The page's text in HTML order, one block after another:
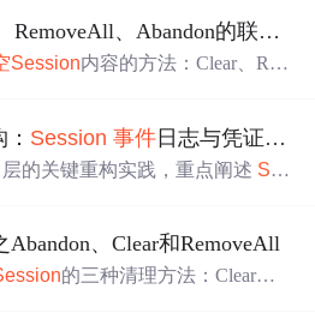
、Abandon的联系与区别之我见
Session内容的方法：Clear、Re
话并启动新的会话。
Session 事件日志与凭证治理实战指南
层的关键重构实践，重点阐述 Ses
调不注入环境变量、基于短期 T
证绑定机制；同时对比 Anthropic
Abandon、Clear和RemoveAll
的三种清理方法：Clear、R